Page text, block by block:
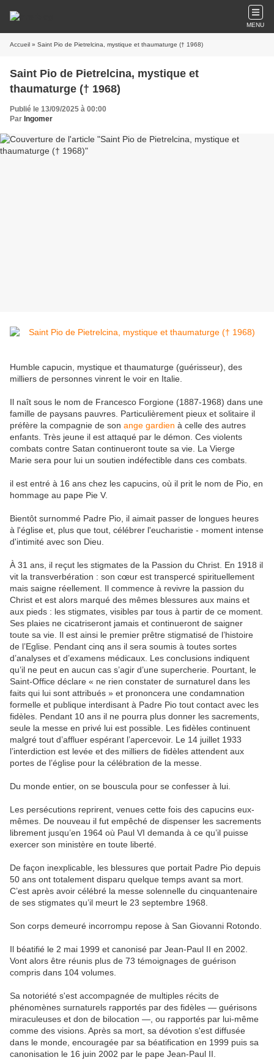
MENU
Accueil » Saint Pio de Pietrelcina, mystique et thaumaturge († 1968)
Saint Pio de Pietrelcina, mystique et
thaumaturge († 1968)
Publié le 13/09/2025 à 00:00
Par Ingomer
Humble capucin, mystique et thaumaturge (guérisseur), des
milliers de personnes vinrent le voir en Italie.
Il naît sous le nom de Francesco Forgione (1887-1968) dans une
famille de paysans pauvres. Particulièrement pieux et solitaire il
préfère la compagnie de son ange gardien à celle des autres
enfants. Très jeune il est attaqué par le démon. Ces violents
combats contre Satan continueront toute sa vie. La Vierge
Marie sera pour lui un soutien indéfectible dans ces combats.
il est entré à 16 ans chez les capucins, où il prit le nom de Pio, en
hommage au pape Pie V.
Bientôt surnommé Padre Pio, il aimait passer de longues heures
à l'église et, plus que tout, célébrer l'eucharistie - moment intense
d'intimité avec son Dieu.
À 31 ans, il reçut les stigmates de la Passion du Christ. En 1918 il
vit la transverbération : son cœur est transpercé spirituellement
mais saigne réellement. Il commence à revivre la passion du
Christ et est alors marqué des mêmes blessures aux mains et
aux pieds : les stigmates, visibles par tous à partir de ce moment.
Ses plaies ne cicatriseront jamais et continueront de saigner
toute sa vie. Il est ainsi le premier prêtre stigmatisé de l’histoire
de l’Eglise. Pendant cinq ans il sera soumis à toutes sortes
d’analyses et d’examens médicaux. Les conclusions indiquent
qu’il ne peut en aucun cas s’agir d’une supercherie. Pourtant, le
Saint-Office déclare « ne rien constater de surnaturel dans les
faits qui lui sont attribués » et prononcera une condamnation
formelle et publique interdisant à Padre Pio tout contact avec les
fidèles. Pendant 10 ans il ne pourra plus donner les sacrements,
seule la messe en privé lui est possible. Les fidèles continuent
malgré tout d’affluer espérant l’apercevoir. Le 14 juillet 1933
l’interdiction est levée et des milliers de fidèles attendent aux
portes de l’église pour la célébration de la messe.
Du monde entier, on se bouscula pour se confesser à lui.
Les persécutions reprirent, venues cette fois des capucins eux-
mêmes. De nouveau il fut empêché de dispenser les sacrements
librement jusqu’en 1964 où Paul VI demanda à ce qu’il puisse
exercer son ministère en toute liberté.
De façon inexplicable, les blessures que portait Padre Pio depuis
50 ans ont totalement disparu quelque temps avant sa mort.
C’est après avoir célébré la messe solennelle du cinquantenaire
de ses stigmates qu’il meurt le 23 septembre 1968.
Son corps demeuré incorrompu repose à San Giovanni Rotondo.
Il béatifié le 2 mai 1999 et canonisé par Jean-Paul II en 2002.
Vont alors être réunis plus de 73 témoignages de guérison
compris dans 104 volumes.
Sa notoriété s'est accompagnée de multiples récits de
phénomènes surnaturels rapportés par des fidèles — guérisons
miraculeuses et don de bilocation —, ou rapportés par lui-même
comme des visions. Après sa mort, sa dévotion s'est diffusée
dans le monde, encouragée par sa béatification en 1999 puis sa
canonisation le 16 juin 2002 par le pape Jean-Paul II.